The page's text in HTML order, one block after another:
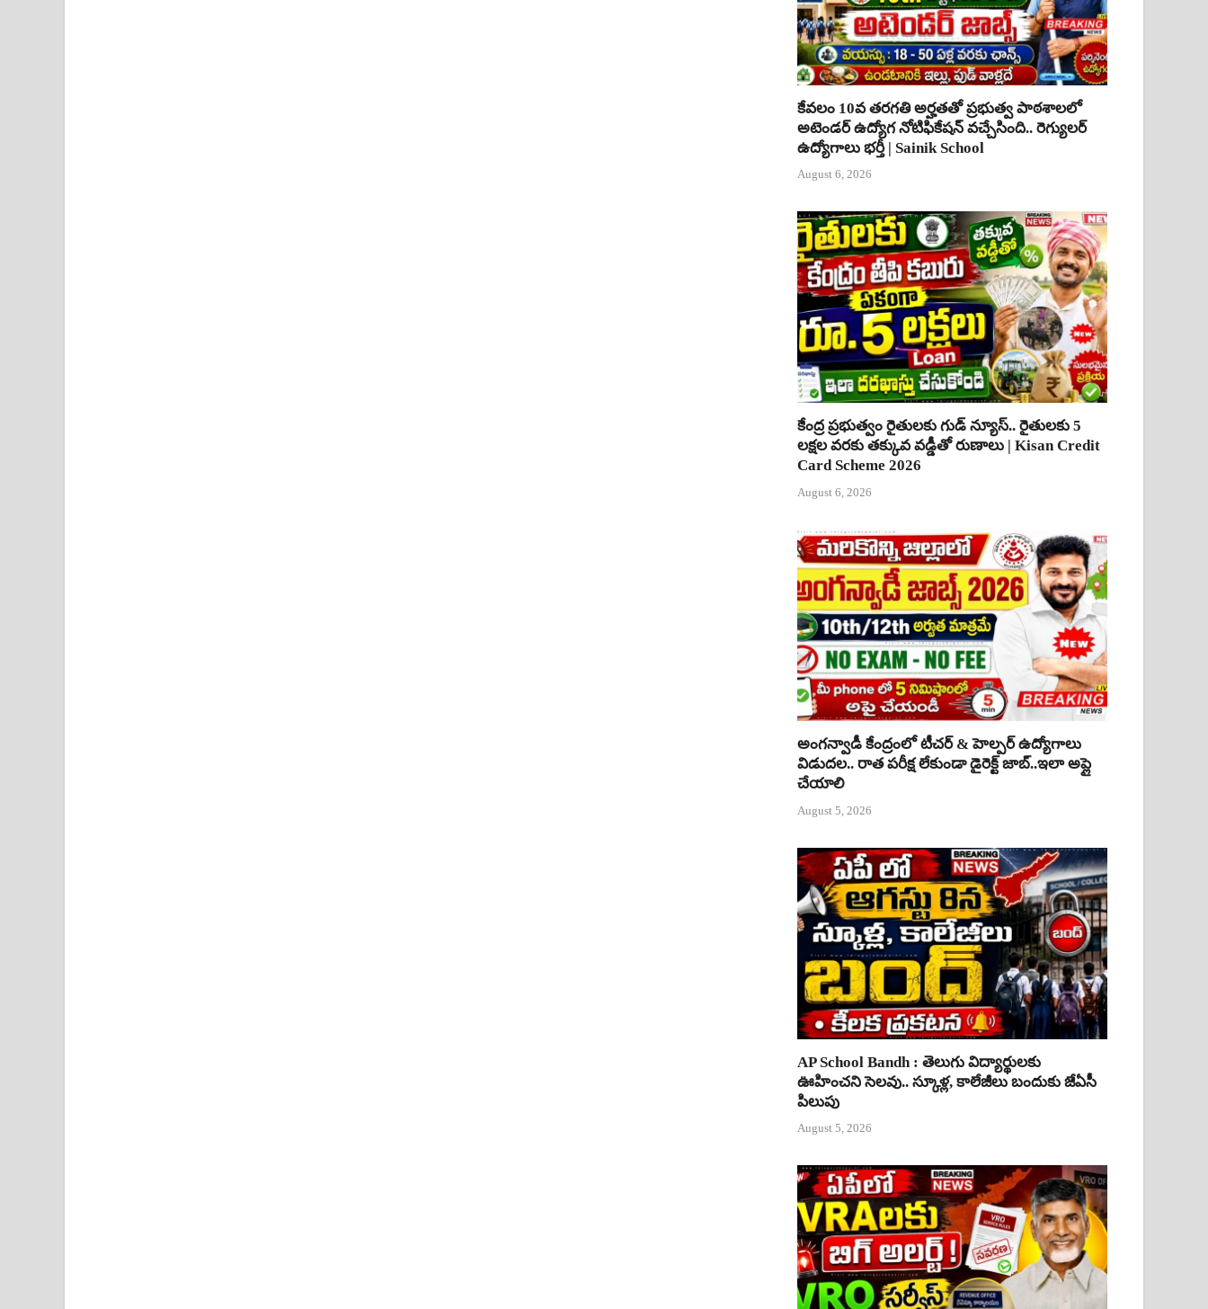
కేవలం 10వ తరగతి అర్హతతో ప్రభుత్వ పాఠశాలలో
అటెండర్ ఉద్యోగ నోటిఫికేషన్ వచ్చేసింది.. రెగ్యులర్
ఉద్యోగాలు భర్తీ | Sainik School
August 6, 2026
కేంద్ర ప్రభుత్వం రైతులకు గుడ్ న్యూస్.. రైతులకు 5
లక్షల వరకు తక్కువ వడ్డీతో రుణాలు | Kisan Credit
Card Scheme 2026
August 6, 2026
అంగన్వాడీ కేంద్రంలో టీచర్ & హెల్పర్ ఉద్యోగాలు
విడుదల.. రాత పరీక్ష లేకుండా డైరెక్ట్ జాబ్..ఇలా అప్లై
చేయాలి
August 5, 2026
AP School Bandh : తెలుగు విద్యార్థులకు
ఊహించని సెలవు.. స్కూళ్ల, కాలేజీలు బందుకు జేఏసీ
పిలుపు
August 5, 2026